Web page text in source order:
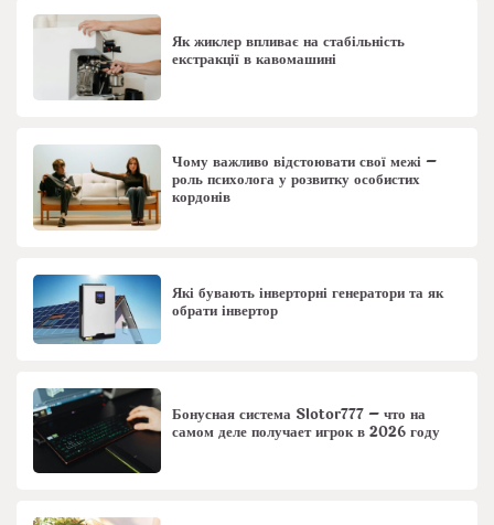
Як жиклер впливає на стабільність
екстракції в кавомашині
Чому важливо відстоювати свої межі –
роль психолога у розвитку особистих
кордонів
Які бувають інверторні генератори та як
обрати інвертор
Бонусная система Slotor777 – что на
самом деле получает игрок в 2026 году